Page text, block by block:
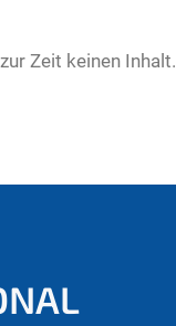
Zeit keinen Inhalt.